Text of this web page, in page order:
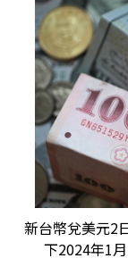
新台幣兌美元2
下2024年1